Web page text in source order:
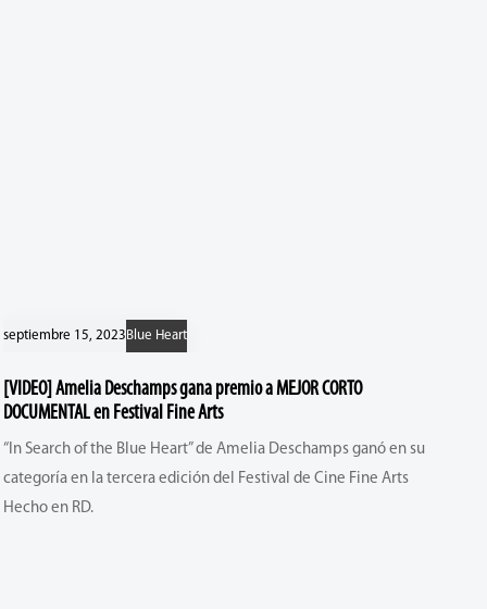
septiembre 15, 2023 Blue Heart
[VIDEO] Amelia Deschamps gana premio a MEJOR CORTO
DOCUMENTAL en Festival Fine Arts
“In Search of the Blue Heart” de Amelia Deschamps ganó en su
categoría en la tercera edición del Festival de Cine Fine Arts
Hecho en RD.